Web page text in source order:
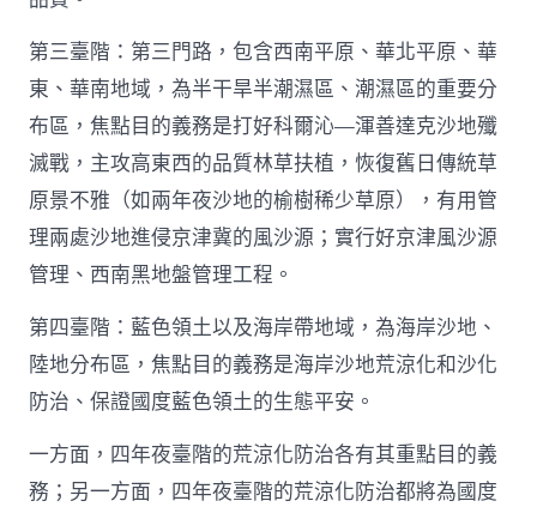
第三臺階：第三門路，包含西南平原、華北平原、華
東、華南地域，為半干旱半潮濕區、潮濕區的重要分
布區，焦點目的義務是打好科爾沁—渾善達克沙地殲
滅戰，主攻高東西的品質林草扶植，恢復舊日傳統草
原景不雅（如兩年夜沙地的榆樹稀少草原），有用管
理兩處沙地進侵京津冀的風沙源；實行好京津風沙源
管理、西南黑地盤管理工程。
第四臺階：藍色領土以及海岸帶地域，為海岸沙地、
陸地分布區，焦點目的義務是海岸沙地荒涼化和沙化
防治、保證國度藍色領土的生態平安。
一方面，四年夜臺階的荒涼化防治各有其重點目的義
務；另一方面，四年夜臺階的荒涼化防治都將為國度